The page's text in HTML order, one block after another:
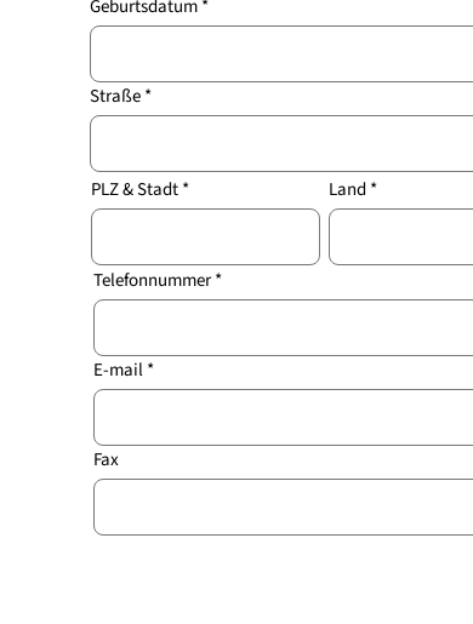
Geburtsdatum
Straße
PLZ & Stadt
Telefonnummer
E-mail
Fax
Land